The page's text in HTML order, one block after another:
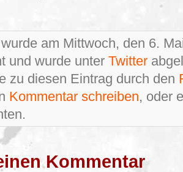
am Mittwoch, den 6.
und wurde unter Twitter
zu diesen Eintrag durch den
Kommentar schreiben, oder
Kommentar